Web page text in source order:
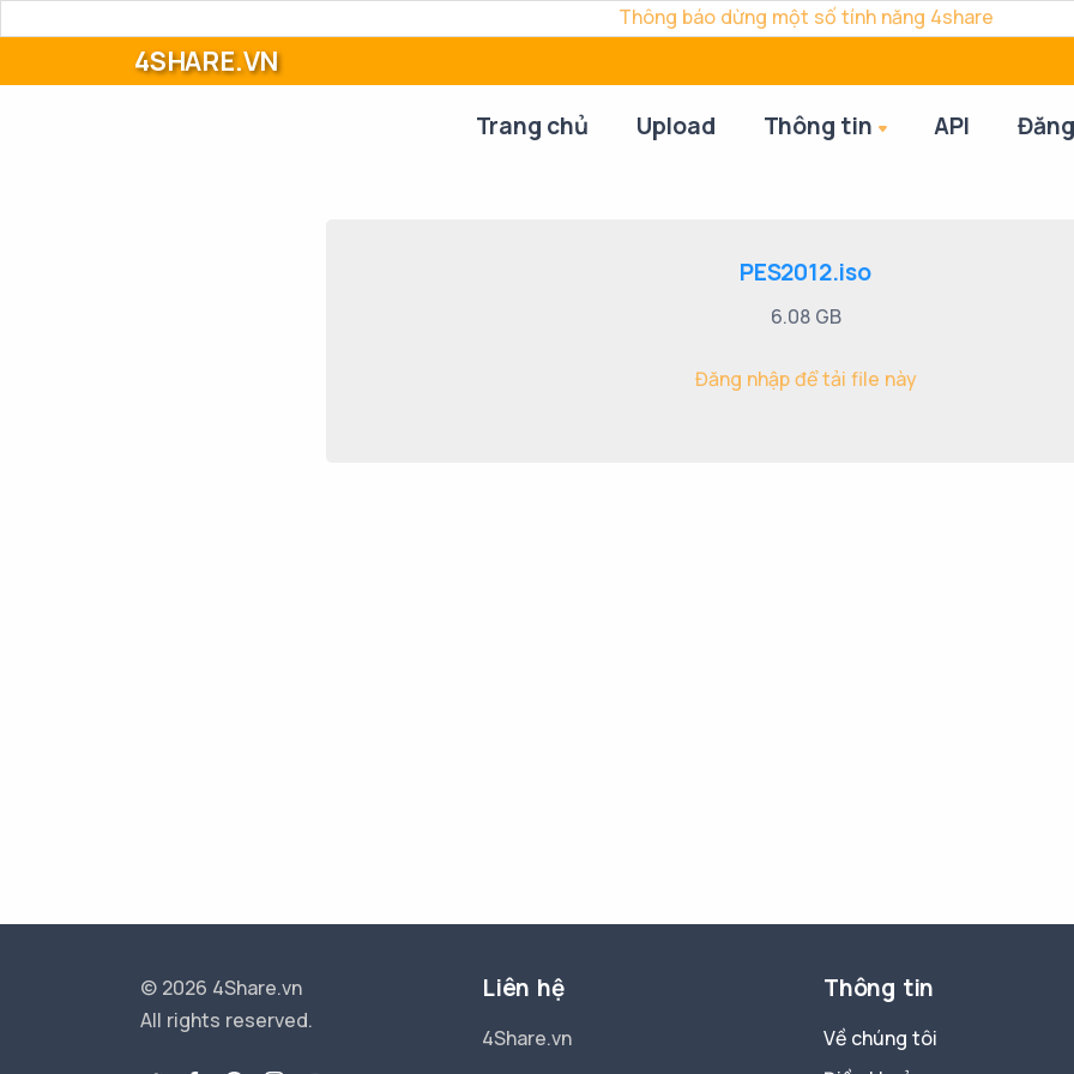
Thông báo dừng một số tính năng 4share
4SHARE.VN
Trang chủ Upload Thông tin API
PES2012.iso
6.08 GB
Đăng nhập để tải file này
© 2026 4Share.vn
All rights reserved.
Liên hệ
4Share.vn
Thông tin
Về chúng tôi